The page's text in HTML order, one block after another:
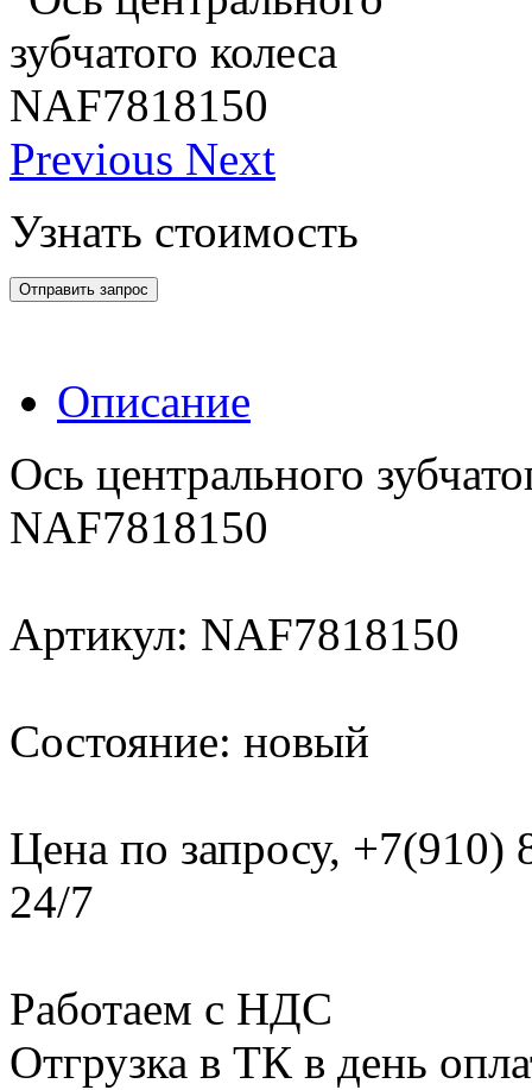
Previous Next
Узнать стоимость
Отправить запрос
Описание
Ось центрального
NAF7818150
Артикул: NAF7818150
Состояние: новый
Цена по запросу, +7(910)
24/7
Работаем с НДС
Отгрузка в ТК в день